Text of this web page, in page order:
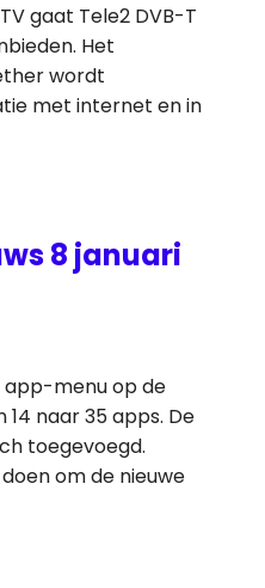
gaat Tele2 DVB-T
Het
wordt
met internet en in
8 januari
app-menu op de
14 naar 35 apps. De
toegevoegd.
om de nieuwe